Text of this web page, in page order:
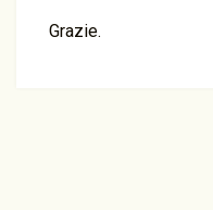
Grazie.